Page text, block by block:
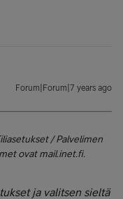
Forum|Forum|7 years ago
/ Palvelimen
ovat mail.inet.fi.
ja valitsen sieltä